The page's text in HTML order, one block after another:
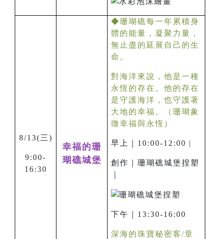
8/13(三)
9:00-
16:30
幸福的珊
瑚礁城堡
◆珊瑚礁每一年累積身
體的能量，凝聚力量，
無止盡的延展自己的生
命。
對海洋來說，他是一種
永恆的存在。他的存在
是守護海洋，也守護著
大地的幸福。（珊瑚象
徵幸福與永恆）
早上｜10:00-12:00 |
創作｜珊瑚礁城堡捏塑
下午｜13:30-16:00
深海的珠寶秘密客/章